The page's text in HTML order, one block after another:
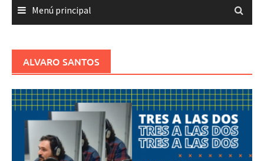
Menú principal
ALVARO SANTOS